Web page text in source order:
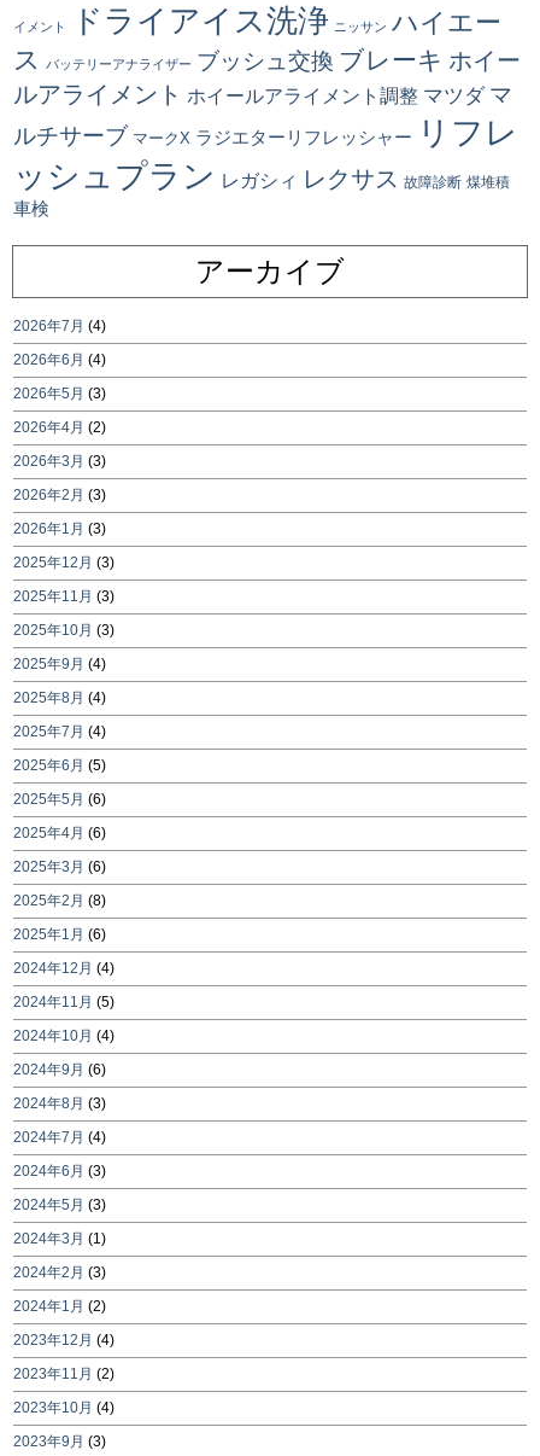
イメント ドライアイス洗浄 ニッサン ハイエー
ス
バッテリーアナライザー ブッシュ交換 ブレーキ ホイー
ルアライメント ホイールアライメント調整 マツダ マ
ルチサーブ マークX ラジエターリフレッシャー
リフレ
ッシュプラン レガシィ レクサス 故障診断 煤堆積
車検
アーカイブ
2026年7月 (4)
2026年6月 (4)
2026年5月 (3)
2026年4月 (2)
2026年3月 (3)
2026年2月 (3)
2026年1月 (3)
2025年12月 (3)
2025年11月 (3)
2025年10月 (3)
2025年9月 (4)
2025年8月 (4)
2025年7月 (4)
2025年6月 (5)
2025年5月 (6)
2025年4月 (6)
2025年3月 (6)
2025年2月 (8)
2025年1月 (6)
2024年12月 (4)
2024年11月 (5)
2024年10月 (4)
2024年9月 (6)
2024年8月 (3)
2024年7月 (4)
2024年6月 (3)
2024年5月 (3)
2024年3月 (1)
2024年2月 (3)
2024年1月 (2)
2023年12月 (4)
2023年11月 (2)
2023年10月 (4)
2023年9月 (3)